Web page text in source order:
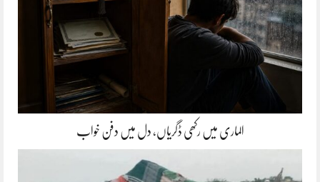
الماری میں رکھی ڈگریاں، دل میں دفن خواب